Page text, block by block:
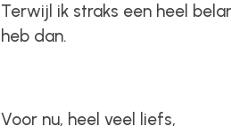
Terwijl ik straks een heel
heb dan.
Voor nu, heel veel liefs,